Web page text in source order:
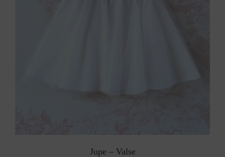
Jupe – Valse